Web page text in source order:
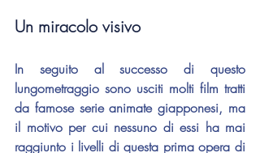
Un miracolo visivo
In seguito al successo di questo
lungometraggio sono usciti molti film tratti
da famose serie animate giapponesi, ma
il motivo per cui nessuno di essi ha mai